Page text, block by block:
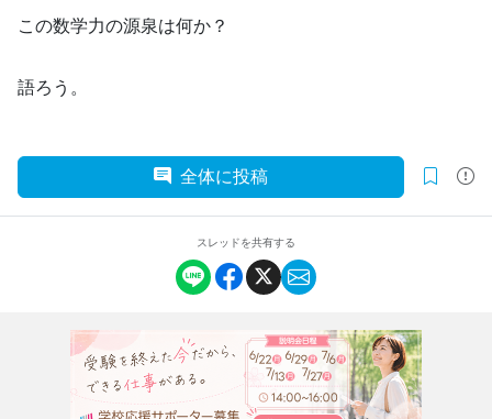
この数学力の源泉は何か？
語ろう。
全体に投稿
スレッドを共有する